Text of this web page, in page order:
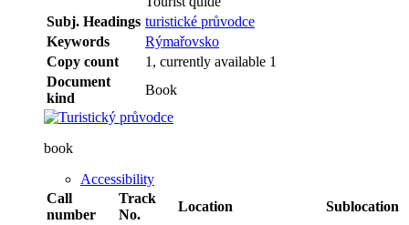
Subj. Headings turistické průvodce
Keywords
Rýmařovsko
Copy count
1, currently available 1
Document
kind
Book
book
Accessibility
Call
number
Track
No.
Location Sublocation